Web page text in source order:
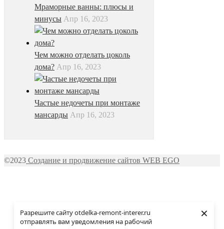
Разрешите сайту otdelka-remont-interer.ru
отправлять вам уведомления на рабочий
×
Мраморные ванны: плюсы и
минусы Апр 16, 2023
Чем можно отделать цоколь
дома? Апр 16, 2023
Частые недочеты при монтаже
мансарды Апр 16, 2023
©2023 Создание и продвижение сайтов WEB EGO